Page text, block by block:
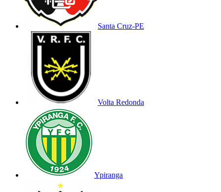
Santa Cruz-PE
Volta Redonda
Ypiranga